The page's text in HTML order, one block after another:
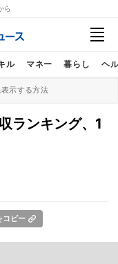
ら
ル マネー 暮らし ヘ
示する方法
ランキング、1
コピー